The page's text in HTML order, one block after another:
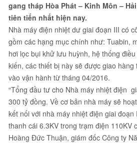
gang tháp Hòa Phát – Kinh Môn –
tiên tiến nhất hiện nay.
Nhà máy điện nhiệt dư giai đoạn III có
gồm các hạng mục chính như: Tuabin,
hơi lọc bụi khử lưu huỳnh, hệ thống
kiến, các thiết bị này sẽ được giao
vào vận hành từ tháng 04/2016.
“Tổng đầu tư cho Nhà máy nhiệt điện
300 tỷ đồng. Về cơ bản nhà máy sẽ
kết nối với nhà máy nhiệt điện giai
thanh cái 6.3KV trong trạm điện 110KV
Hoàng Đức Thuận, giám đốc Công ty